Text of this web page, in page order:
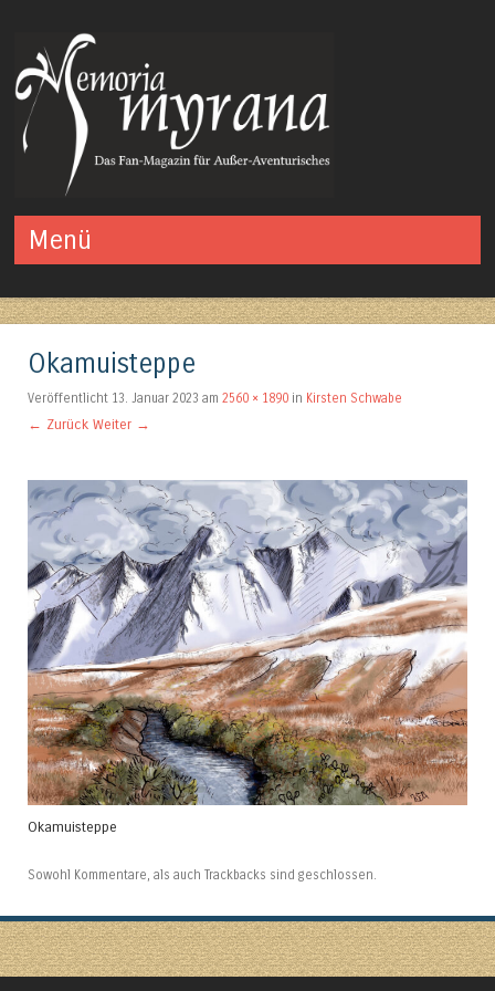
Menü
Okamuisteppe
Veröffentlicht 13. Januar 2023 am 2560 × 1890 in Kirsten Schwabe
← Zurück Weiter →
Okamuisteppe
Sowohl Kommentare, als auch Trackbacks sind geschlossen.